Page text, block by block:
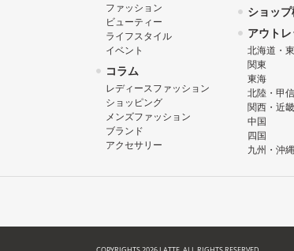
ファッション
ビューティー
ライフスタイル
イベント
コラム
レディースファッション
ショッピング
メンズファッション
ブランド
アクセサリー
ショッ
アウト
北海道・
関東
東海
北陸・甲
関西・近畿
中国
四国
九州・沖縄